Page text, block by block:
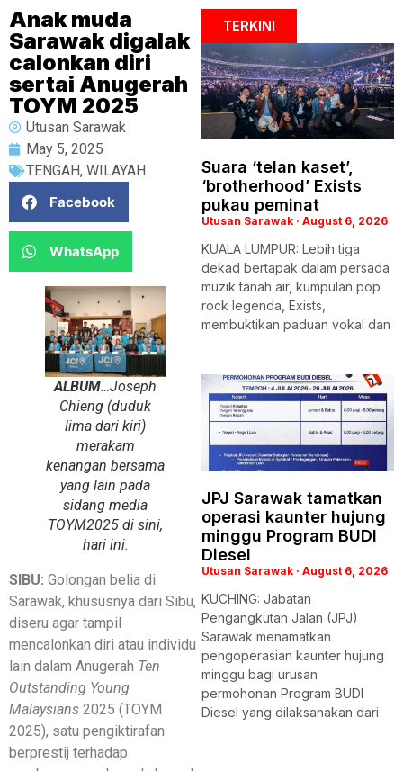
Anak muda
Sarawak digalak
calonkan diri
sertai Anugerah
TOYM 2025
Utusan Sarawak
May 5, 2025
TENGAH, WILAYAH
Facebook
WhatsApp
ALBUM…Joseph
Chieng (duduk
lima dari kiri)
merakam
kenangan bersama
yang lain pada
sidang media
TOYM2025 di sini,
hari ini.
SIBU: Golongan belia di
Sarawak, khususnya dari Sibu,
diseru agar tampil
mencalonkan diri atau individu
lain dalam Anugerah Ten
Outstanding Young
Malaysians 2025 (TOYM
2025), satu pengiktirafan
berprestij terhadap
TERKINI
Suara ‘telan kaset’,
‘brotherhood’ Exists
pukau peminat
Utusan Sarawak August 6, 2026
KUALA LUMPUR: Lebih tiga
dekad bertapak dalam persada
muzik tanah air, kumpulan pop
rock legenda, Exists,
membuktikan paduan vokal dan
JPJ Sarawak tamatkan
operasi kaunter hujung
minggu Program BUDI
Diesel
Utusan Sarawak August 6, 2026
KUCHING: Jabatan
Pengangkutan Jalan (JPJ)
Sarawak menamatkan
pengoperasian kaunter hujung
minggu bagi urusan
permohonan Program BUDI
Diesel yang dilaksanakan dari